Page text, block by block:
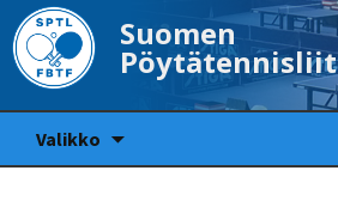
Suomen
Valikko